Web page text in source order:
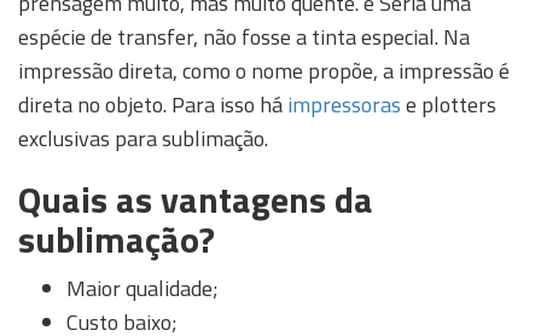
espécie de transfer, não fosse a tinta especial. Na
impressão direta, como o nome propõe, a impressão é
direta no objeto. Para isso háimpressorase plotters
exclusivas para sublimação.
Quais as vantagens da
sublimação?
Maior qualidade;
Custo baixo;